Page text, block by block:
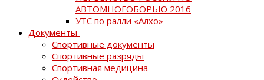
АВТОМНОГОБОРЬЮ 2016
УТС по ралли «Алхо»
Документы
Спортивные документы
Спортивные разряды
Спортивная медицина